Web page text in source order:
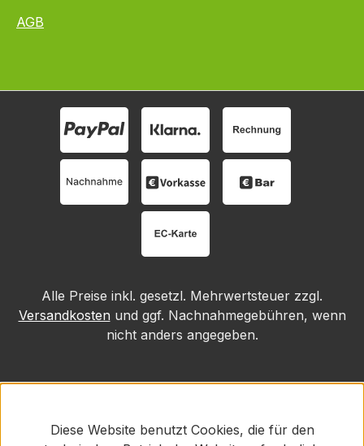
AGB
Alle Preise inkl. gesetzl. Mehrwertsteuer zzgl.
Versandkosten und ggf. Nachnahmegebühren, wenn
nicht anders angegeben.
Diese Website benutzt Cookies, die für den